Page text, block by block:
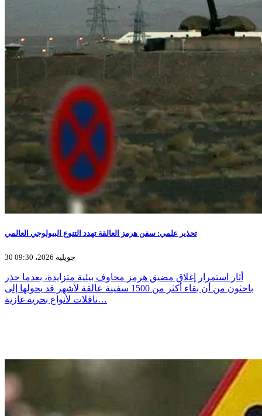
تحذير علمي: سفن هرمز العالقة تهدد التنوع البيولوجي العالمي
30 جويلية 2026، 09:30
أثار استمرار إغلاق مضيق هرمز مخاوف بيئية متزايدة، بعدما حذر
باحثون من أن بقاء أكثر من 1500 سفينة عالقة لأشهر قد يحولها إلى
ناقلات لأنواع بحرية غازية…